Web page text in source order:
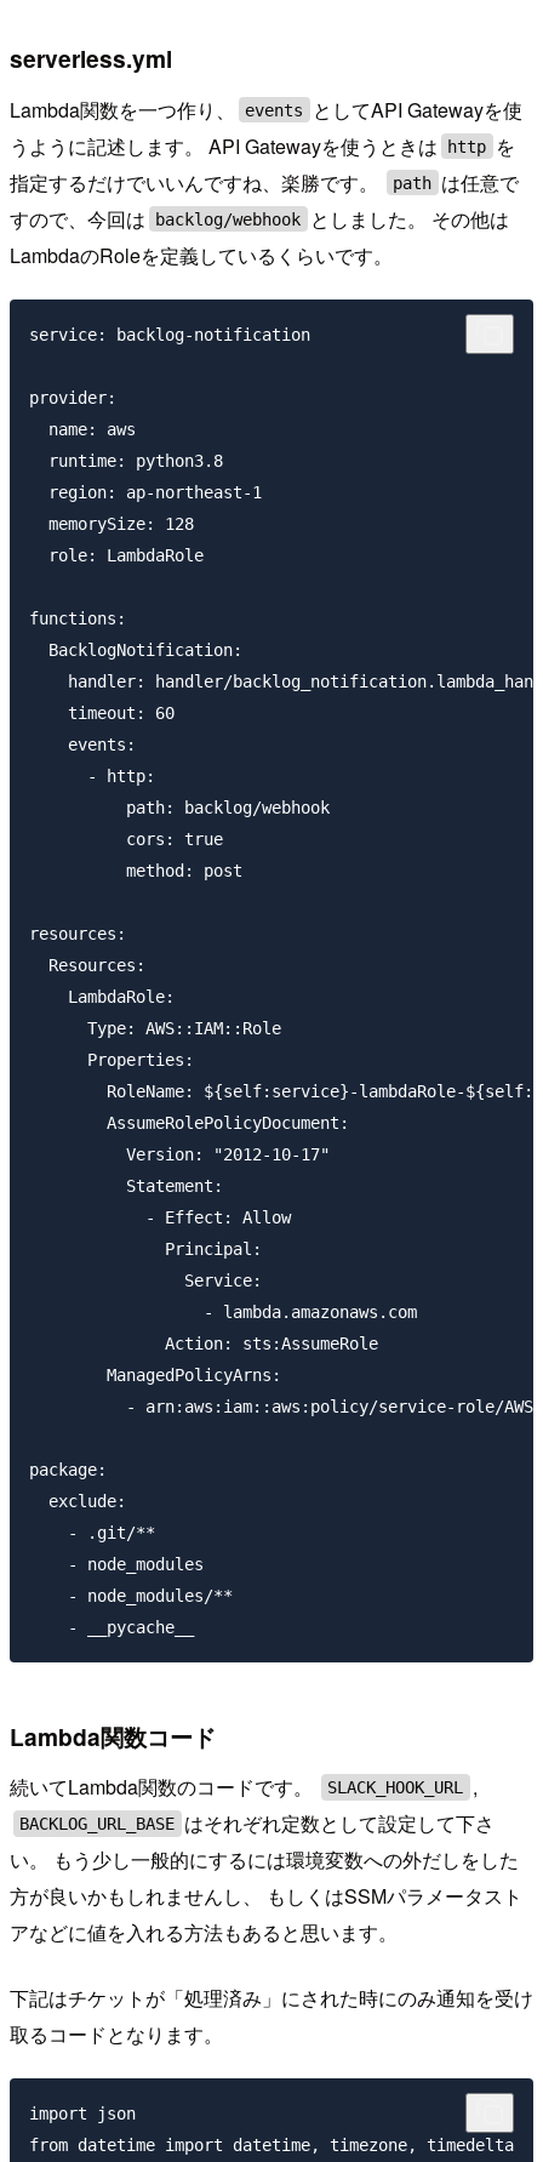
serverless.yml
Lambda関数を一つ作り、 events
としてAPI Gatewayを使
うように記述します。 API Gatewayを使うときは
http
を
指定するだけでいいんですね、楽勝です。
path は任意で
すので、今回は
backlog/webhook
としました。 その他は
LambdaのRoleを定義しているくらいです。
service: backlog-notification
provider:
  name: aws
  runtime: python3.8
  region: ap-northeast-1
  memorySize: 128
  role: LambdaRole
functions:
  BacklogNotification:
handler: handler/
    timeout: 60
    events:
      - http:
          path: backlog/webhook
          cors: true
          method: post
resources:
  Resources:
    LambdaRole:
      Type: AWS::IAM::Role
      Properties:
RoleName: ${self:service}-lambdaRole-
        AssumeRolePolicyDocument:
          Version: "2012-10-17"
          Statement:
            - Effect: Allow
              Principal:
                Service:
                  - lambda.amazonaws.com
              Action: sts:AssumeRole
        ManagedPolicyArns:
- arn:aws:iam::aws:policy/service-role/
package:
  exclude:
    - .git/**
    - node_modules
    - node_modules/**
Lambda関数コード
続いてLambda関数のコードです。 SLACK_HOOK_URL ,
BACKLOG_URL_BASE はそれぞれ定数として設定して下さ
い。 もう少し一般的にするには環境変数への外だしをした
方が良いかもしれませんし、 もしくはSSMパラメータスト
アなどに値を入れる方法もあると思います。
下記はチケットが「処理済み」にされた時にのみ通知を受け
取るコードとなります。
import json
from datetime import datetime, timezone, timedelta